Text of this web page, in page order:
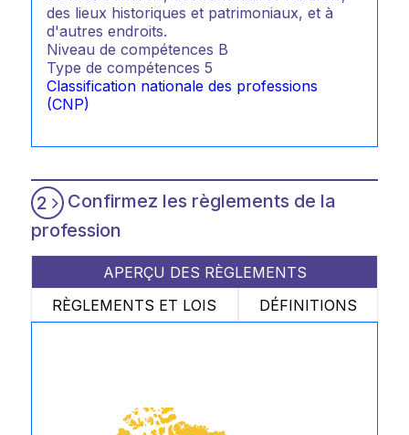
des lieux historiques et patrimoniaux, et à
d'autres endroits.
Niveau de compétences B
Type de compétences 5
Classification nationale des professions
(CNP)
2
Confirmez les règlements de la
profession
APERÇU DES RÈGLEMENTS
RÈGLEMENTS ET LOIS
DÉFINITIONS